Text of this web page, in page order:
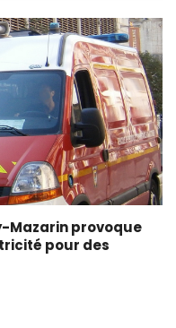
Mazarin provoque
pour des